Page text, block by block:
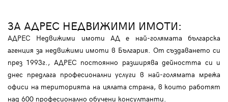
ЗА АДРЕС НЕДВИЖИМИ ИМОТИ:
АДРЕС Недвижими имоти АД е най-голямата българска
агенция за недвижими имоти в България. От създаването си
през 1993г., АДРЕС постоянно разширява дейността си и
днес предлага професионални услуги в най-голямата мрежа
офиси на територията на цялата страна, в които работят
над 600 професионално обучени консултанти.